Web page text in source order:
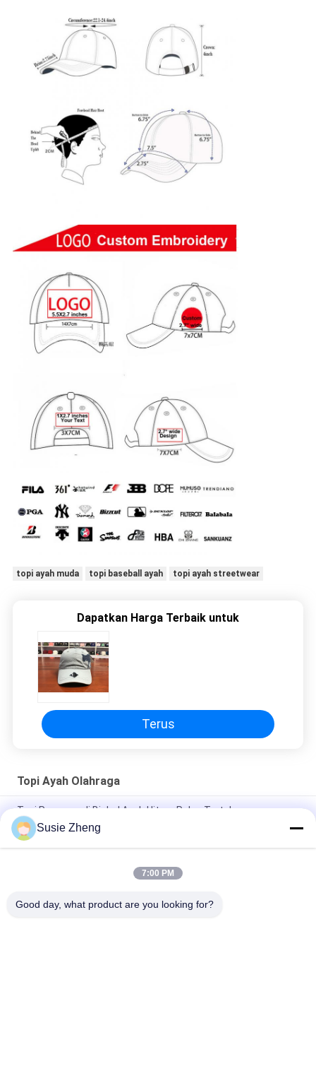
topi ayah muda topi baseball ayah topi ayah streetwear
Dapatkan Harga Terbaik untuk
Terus
Topi Ayah Olahraga
Topi Pengemudi Bisbol Ayah Hitam Polos Tertekan
56cm Topi Bisbol Ayah Tidak Terstruktur Bordir Logo
Disesuaikan
Topi Ayah Olahraga Kosong Dengan Logo Bordir Gesper Logam
Susie Zheng
7:00 PM
Good day, what product are you looking for?